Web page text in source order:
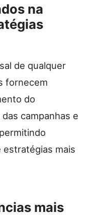
na
de qualquer
fornecem
do
campanhas e
estratégias mais
mais